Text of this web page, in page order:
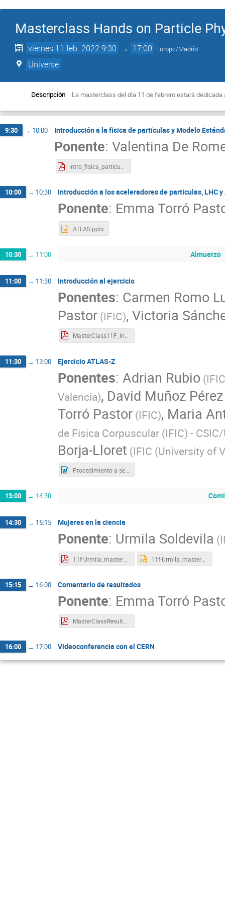
Masterclass Hands on Particle
viernes 11 feb. 2022 9:30 → 17:00 Europe/Madrid
Universe
Descripción La masterclass del día 11 de febrero estará
9:30 → 10:00 Introducción a la física de partículas y Modelo
Ponente: Valentina De
intro_fisica_particulas_De_Romeri.pdf
10:00 → 10:30 Introducción a los aceleradores de partículas, LHC y
Ponente: Emma Torró
ATLAS.pptx
10:30 → 11:00 Almuerzo
11:00 → 11:30 Introducción al ejercicio
Ponentes: Carmen Romo
Pastor (IFIC), Victoria
MasterClass11F_introEjer.pdf
11:30 → 13:00 Ejercicio ATLAS-Z
Ponentes: Adrian Rubio (IFIC
Valencia), David Muñoz Pérez
Torró Pastor (IFIC), Maria
de Fisica Corpuscular (IFIC) -
Borja-Lloret (IFIC (University of
Procedimiento a seguir durante el ejercicio
13:00 → 14:30
14:30 → 15:15 Mujeres en la ciencia
Ponente: Urmila Soldevila (
11f-Urmila_masterClass2022.pdf 11f-Urmila_masterClass2022.pptx
15:15 → 16:00 Comentario de resultados
Ponente: Emma Torró
MasterClassResults.pdf
16:00 → 17:00 Videoconferencia con el CERN